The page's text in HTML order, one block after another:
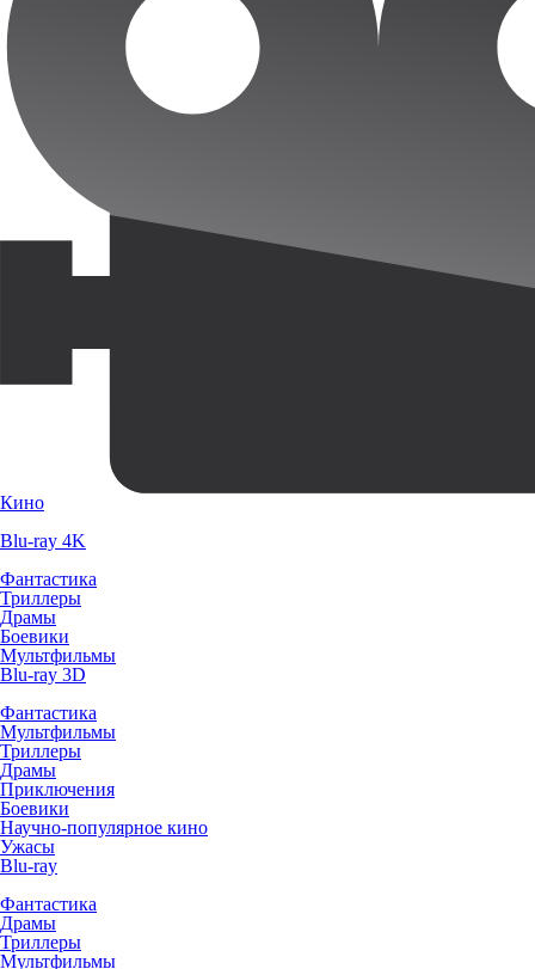
Кино
Blu-ray 4K
Фантастика
Триллеры
Драмы
Боевики
Мультфильмы
Blu-ray 3D
Фантастика
Мультфильмы
Триллеры
Драмы
Приключения
Боевики
Научно-популярное кино
Ужасы
Blu-ray
Фантастика
Драмы
Триллеры
Мультфильмы